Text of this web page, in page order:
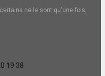
ne le sont qu'une fois,
19:38